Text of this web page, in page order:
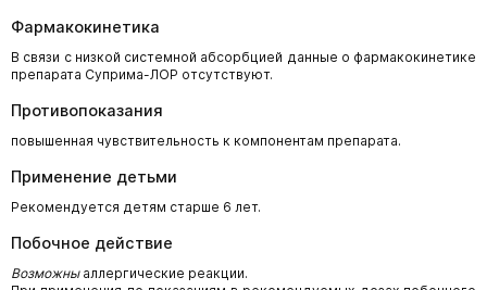
Фармакокинетика
В связи с низкой системной абсорбцией данные о фармакокинетике
препарата Суприма-ЛОР отсутствуют.
Противопоказания
повышенная чувствительность к компонентам препарата.
Применение детьми
Рекомендуется детям старше 6 лет.
Побочное действие
Возможныаллергические реакции.